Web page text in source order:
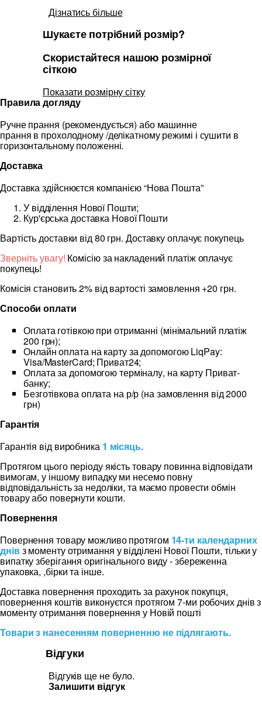
Дізнатись більше
Шукаєте потрібний розмір?
Скористайтеся нашою розмірної
сіткою
Показати розмірну сітку
Правила догляду
Ручне прання (рекомендується) або машинне
прання в прохолодному /делікатному режимі і сушити в
горизонтальному положенні.
Доставка
Доставка здійснюєтся компанією “Нова Пошта”
У відділення Нової Пошти;
Кур'єрська доставка Нової Пошти
Вартість доставки від 80 грн. Доставку оплачує покупець
Зверніть увагу! Комісію за накладений платіж оплачує
покупець!
Комісія становить 2% від вартості замовлення +20 грн.
Способи оплати
Оплата готівкою при отриманні (мінімальний платіж
200 грн);
Онлайн оплата на карту за допомогою LiqPay:
Visa/MasterCard; Приват24;
Оплата за допомогою терміналу, на карту Приват-
банку;
Безготівкова оплата на р/р (на замовлення від 2000
грн)
Гарантія
Гарантія від виробника 1 місяць.
Протягом цього періоду якість товару повинна відповідати
вимогам, у іншому випадку ми несемо повну
відповідальність за недоліки, та маємо провести обмін
товару або повернути кошти.
Повернення
Повернення товару можливо протягом 14-ти календарних
днівз моменту отримання у відділені Нової Пошти, тільки у
випатку зберігання оригінального виду - збереженна
упаковка, ,бірки та інше.
Доставка повернення проходить за рахунок покупця,
повернення коштів виконуєтся протягом 7-ми робочих днів з
моменту отримання повернення у Новій пошті
Товари з нанесенням поверненню не підлягають.
Відгуки
Відгуків ще не було.
Залишити відгук